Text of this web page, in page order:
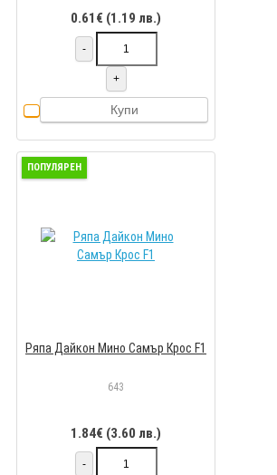
0.61€ (1.19 лв.)
-
+
Купи
ПОПУЛЯРЕН
Ряпа Дайкон Мино Самър Крос F1
643
1.84€ (3.60 лв.)
-